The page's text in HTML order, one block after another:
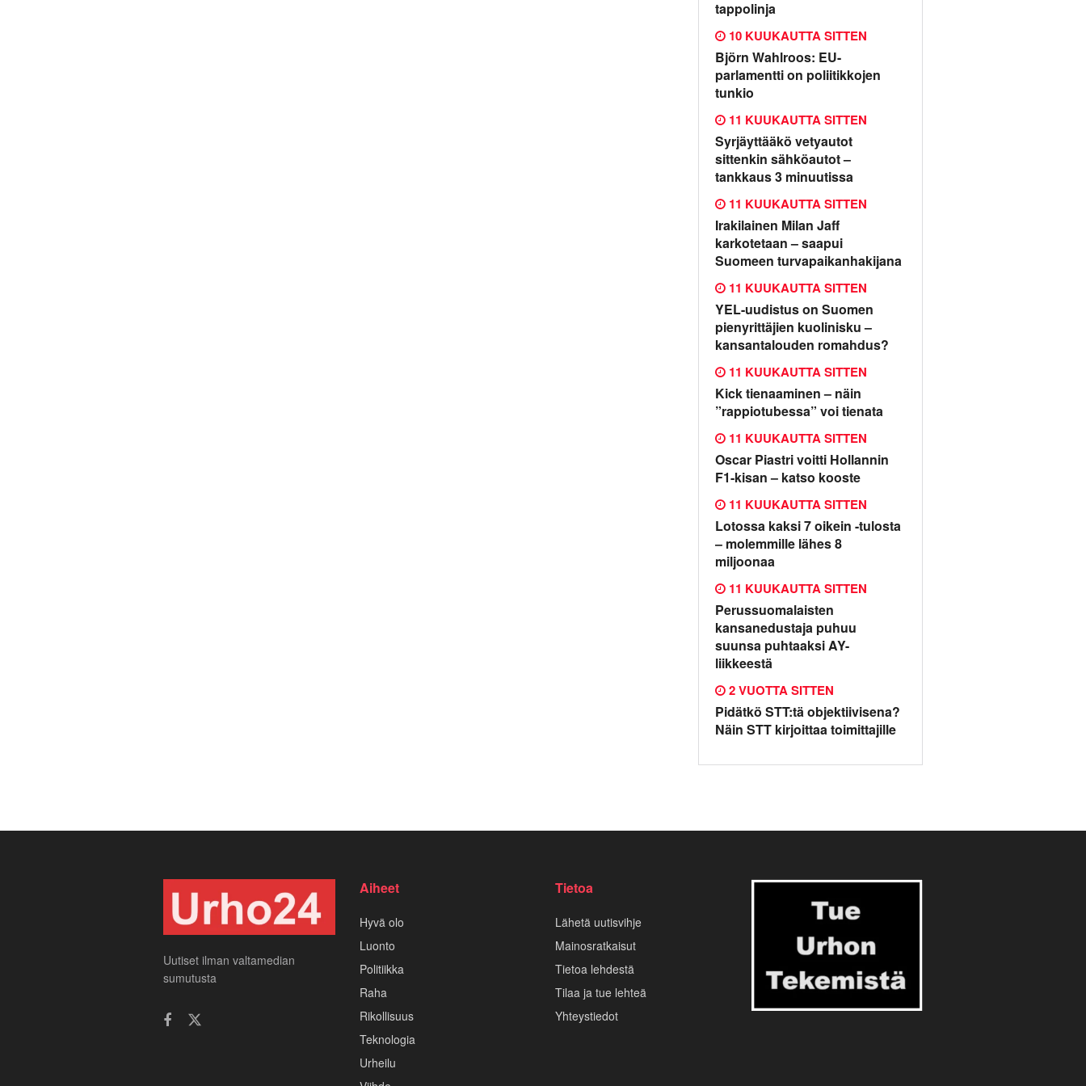
tappolinja
Björn Wahlroos: EU-
parlamentti on poliitikkojen
tunkio
10 KUUKAUTTA SITTEN
Syrjäyttääkö vetyautot
sittenkin sähköautot –
tankkaus 3 minuutissa
11 KUUKAUTTA SITTEN
Irakilainen Milan Jaff
karkotetaan – saapui
Suomeen turvapaikanhakijana
11 KUUKAUTTA SITTEN
YEL-uudistus on Suomen
pienyrittäjien kuolinisku –
kansantalouden romahdus?
11 KUUKAUTTA SITTEN
Kick tienaaminen – näin
”rappiotubessa” voi tienata
11 KUUKAUTTA SITTEN
Oscar Piastri voitti Hollannin
F1-kisan – katso kooste
11 KUUKAUTTA SITTEN
Lotossa kaksi 7 oikein -tulosta
– molemmille lähes 8
miljoonaa
11 KUUKAUTTA SITTEN
Perussuomalaisten
kansanedustaja puhuu
suunsa puhtaaksi AY-
liikkeestä
11 KUUKAUTTA SITTEN
Pidätkö STT:tä objektiivisena?
Näin STT kirjoittaa toimittajille
2 VUOTTA SITTEN
Uutiset ilman valtamedian
sumutusta
Aiheet
Hyvä olo
Luonto
Politiikka
Raha
Rikollisuus
Teknologia
Urheilu
Tietoa
Lähetä uutisvihje
Mainosratkaisut
Tietoa lehdestä
Tilaa ja tue lehteä
Yhteystiedot